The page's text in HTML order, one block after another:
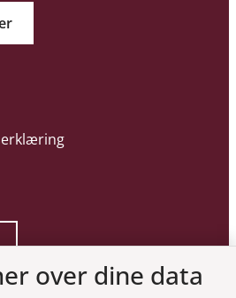
over dine data